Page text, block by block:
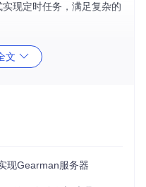
实现定时任务，满足复杂的
升计算效率。
发和执行。
G2可以灵活地调度定时
文
现Gearman服务器